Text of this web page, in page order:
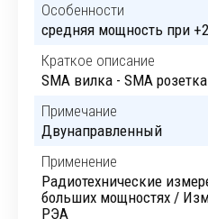
Особенности
cредняя мощность при
Краткое описание
SMA вилка - SMA
Примечание
Двунаправленный
Применение
Радиотехнические
больших мощностях /
РЭА